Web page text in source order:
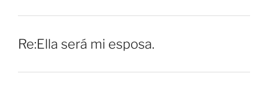
Re:Ella será mi esposa.